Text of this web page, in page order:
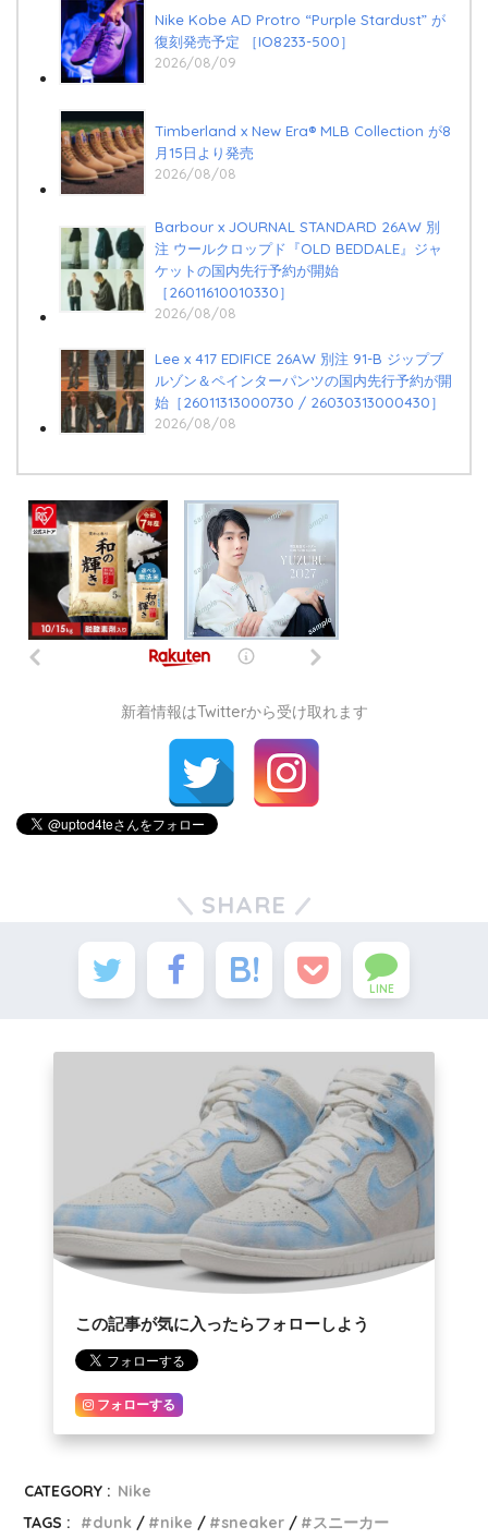
Nike Kobe AD Protro “Purple Stardust” が
復刻発売予定 ［IO8233-500］
2026/08/09
Timberland x New Era®︎ MLB Collection が8
月15日より発売
2026/08/08
Barbour x JOURNAL STANDARD 26AW 別
注 ウールクロップド『OLD BEDDALE』ジャ
ケットの国内先行予約が開始
［26011610010330］
2026/08/08
Lee x 417 EDIFICE 26AW 別注 91-B ジップブ
ルゾン＆ペインターパンツの国内先行予約が開
始［26011313000730 / 26030313000430］
2026/08/08
新着情報はTwitterから受け取れます
SHARE
LINE
この記事が気に入ったらフォローしよう
フォローする
CATEGORY : Nike
TAGS :
dunk nike sneaker スニーカー